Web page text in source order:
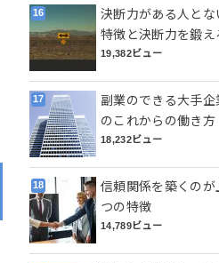
決断力がある人とな
特徴と決断力を鍛え
19,382ビュー
副業のできる大手
のこれからの働き方
18,232ビュー
信頼関係を築くのが
つの特徴
14,789ビュー